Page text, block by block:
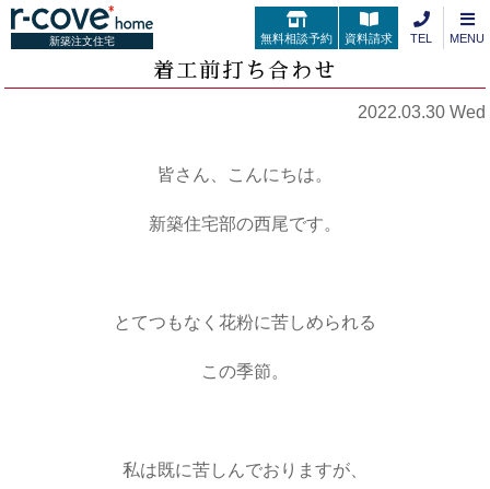
新築注文住宅 無料相談予約 資料請求 TEL MENU
着工前打ち合わせ
2022.03.30 Wed
皆さん、こんにちは。
新築住宅部の西尾です。
とてつもなく花粉に苦しめられる
この季節。
私は既に苦しんでおりますが、